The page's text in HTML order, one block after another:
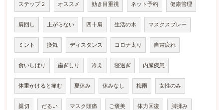
ステップ２ オススメ 効き目重視 ネット予約 健康管理
肩回し 上がらない 四十肩 生活の木 マスクスプレー
ミント 換気 ディスタンス コロナ太り 自粛疲れ
食いしばり 歯ぎしり 冷え 寝過ぎ 内臓疾患
体重かけると痛む 夏休み 休みなし 梅雨 女性のみ
親切 だるい マスク頭痛 ご褒美 体力回復 脚揉み